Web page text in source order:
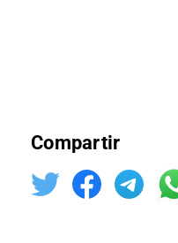
Compartir